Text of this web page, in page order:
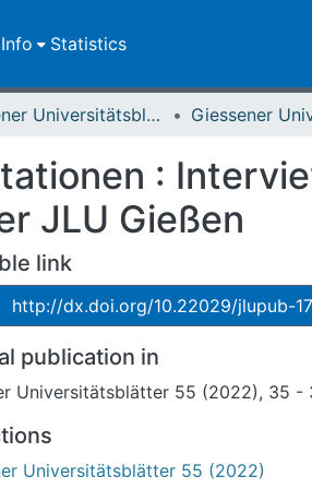
Info Statistics
Giessener Universitätsblätter
:
JLU Gießen
link
http://dx.doi.org/10.22029/jlupub-
publication in
Universitätsblätter 55 (2022), 35 -
Universitätsblätter 55 (2022)